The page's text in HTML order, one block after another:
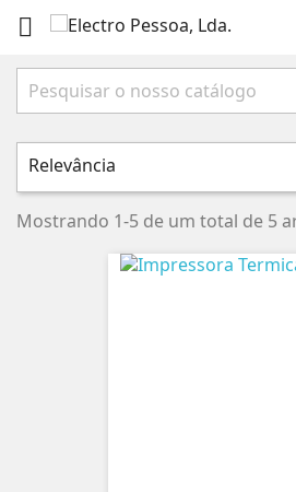

Relevância
Mostrando 1-5 de um total de 5